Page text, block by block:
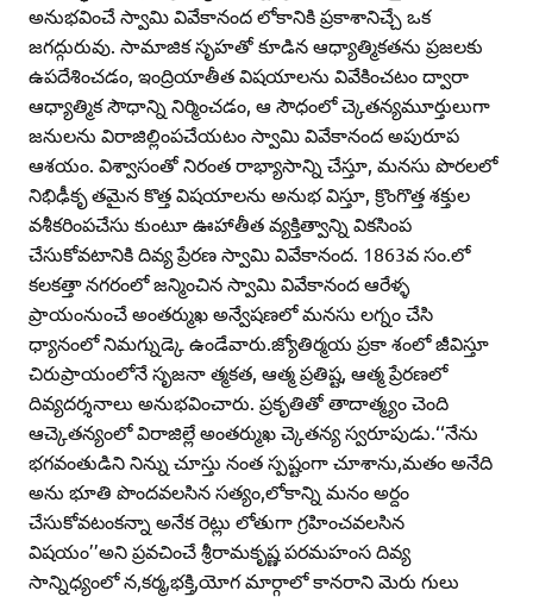
అనుభవించే స్వామి వివేకానంద లోకానికి ప్రకాశానిచ్చే ఒక
జగద్గురువు. సామాజిక సృహతో కూడిన ఆధ్యాత్మికతను ప్రజలకు
ఉపదేశించడం, ఇంద్రియాతీత విషయాలను వివేకించటం ద్వారా
ఆధ్యాత్మిక సౌధాన్ని నిర్మించడం, ఆ సౌధంలో చ్కెతన్యమూర్తులుగా
జనులను విరాజిల్లింపచేయటం స్వామి వివేకానంద అపురూప
ఆశయం. విశ్వాసంతో నిరంత రాభ్యాసాన్ని చేస్తూ, మనసు పొరలలో
నిభిఢీకృ తమైన కొత్త విషయాలను అనుభ విస్తూ, క్రొంగొత్త శక్తుల
వశీకరింపచేసు కుంటూ ఊహాతీత వ్యక్తిత్వాన్ని వికసింప
చేసుకోవటానికి దివ్య ప్రేరణ స్వామి వివేకానంద. 1863వ సం.లో
కలకత్తా నగరంలో జన్మించిన స్వామి వివేకానంద ఆరేళ్ళ
ప్రాయంనుంచే అంతర్ముఖ అన్వేషణలో మనసు లగ్నం చేసి
ధ్యానంలో నిమగ్నుడ్కె ఉండేవారు.జ్యోతిర్మయ ప్రకా శంలో జీవిస్తూ
చిరుప్రాయంలోనే సృజనా త్మకత, ఆత్మ ప్రతిష్ట, ఆత్మ ప్రేరణలో
దివ్యదర్శనాలు అనుభవించారు. ప్రకృతితో తాదాత్మ్యం చెంది
ఆచ్కెతన్యంలో విరాజిల్లే అంతర్ముఖ చ్కెతన్య స్వరూపుడు.‘‘నేను
భగవంతుడిని నిన్ను చూస్తు నంత స్పష్టంగా చూశాను,మతం అనేది
అను భూతి పొందవలసిన సత్యం,లోకాన్ని మనం అర్దం
చేసుకోవటంకన్నా అనేక రెట్లు లోతుగా గ్రహించవలసిన
విషయం’’అని ప్రవచించే శ్రీరామకృష్ణ పరమహంస దివ్య
సాన్నిధ్యంలో న,కర్మ,భక్తి,యోగ మార్గాలో కానరాని మెరు గులు